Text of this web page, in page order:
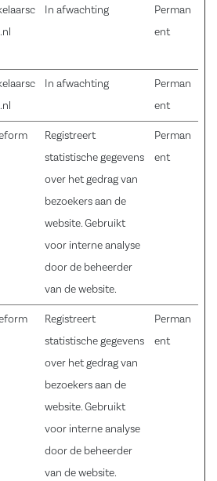
In afwachting
Perman
ent
In afwachting
Perman
ent
Registreert
statistische gegevens
over het gedrag van
bezoekers aan de
website. Gebruikt
voor interne analyse
door de beheerder
van de website.
Perman
ent
Registreert
statistische gegevens
over het gedrag van
bezoekers aan de
website. Gebruikt
voor interne analyse
door de beheerder
van de website.
Perman
ent